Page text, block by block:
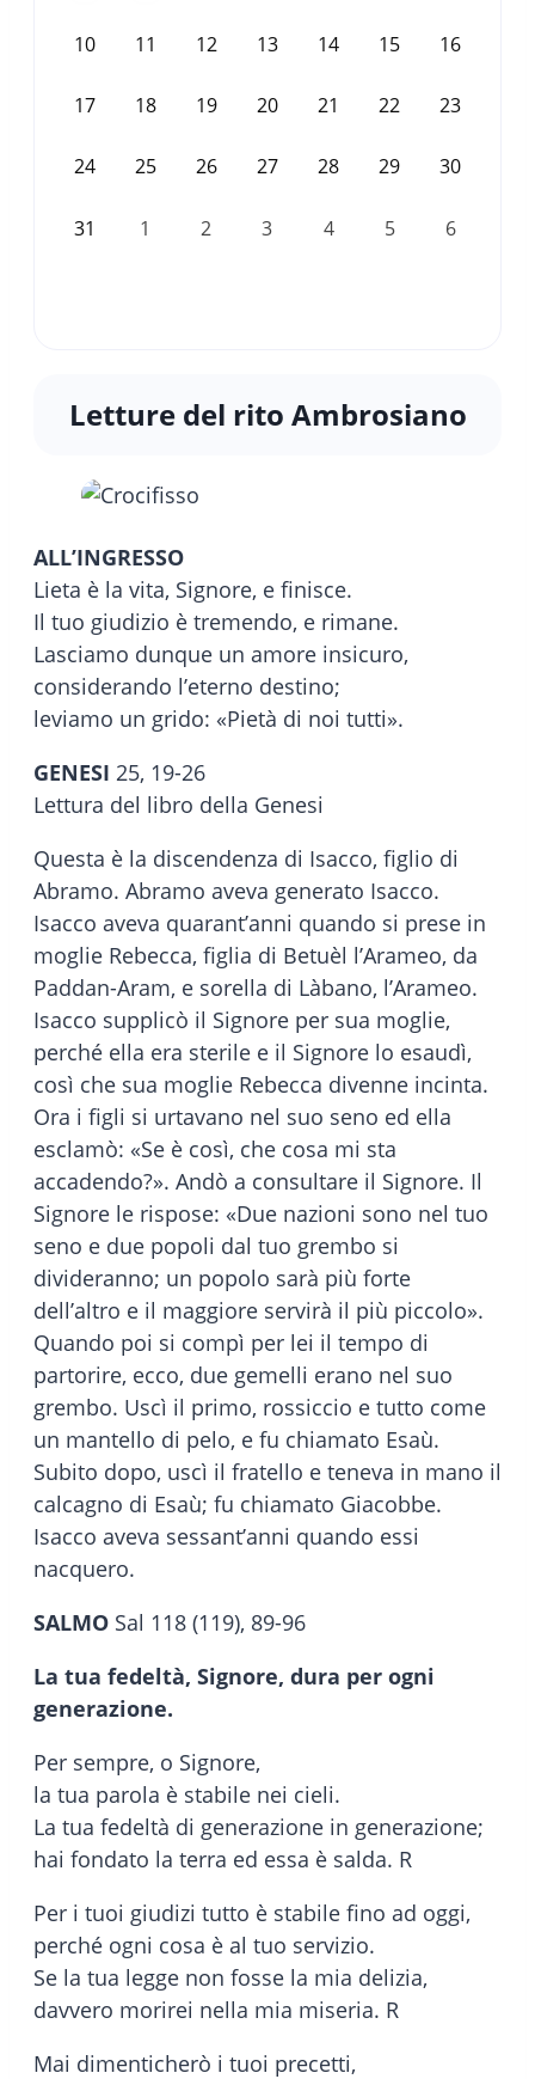
10 11 12 13 14 15 16
17 18 19 20 21 22 23
24 25 26 27 28 29 30
31 1 2 3 4 5 6
Letture del rito Ambrosiano
ALL’INGRESSO
Lieta è la vita, Signore, e finisce.
Il tuo giudizio è tremendo, e rimane.
Lasciamo dunque un amore insicuro,
considerando l’eterno destino;
leviamo un grido: «Pietà di noi tutti».
GENESI 25, 19-26
Lettura del libro della Genesi
Questa è la discendenza di Isacco, figlio di
Abramo. Abramo aveva generato Isacco.
Isacco aveva quarant’anni quando si prese in
moglie Rebecca, figlia di Betuèl l’Arameo, da
Paddan-Aram, e sorella di Làbano, l’Arameo.
Isacco supplicò il Signore per sua moglie,
perché ella era sterile e il Signore lo esaudì,
così che sua moglie Rebecca divenne incinta.
Ora i figli si urtavano nel suo seno ed ella
esclamò: «Se è così, che cosa mi sta
accadendo?». Andò a consultare il Signore. Il
Signore le rispose: «Due nazioni sono nel tuo
seno e due popoli dal tuo grembo si
divideranno; un popolo sarà più forte
dell’altro e il maggiore servirà il più piccolo».
Quando poi si compì per lei il tempo di
partorire, ecco, due gemelli erano nel suo
grembo. Uscì il primo, rossiccio e tutto come
un mantello di pelo, e fu chiamato Esaù.
Subito dopo, uscì il fratello e teneva in mano il
calcagno di Esaù; fu chiamato Giacobbe.
Isacco aveva sessant’anni quando essi
nacquero.
SALMO Sal 118 (119), 89-96
La tua fedeltà, Signore, dura per ogni
generazione.
Per sempre, o Signore,
la tua parola è stabile nei cieli.
La tua fedeltà di generazione in generazione;
hai fondato la terra ed essa è salda. R
Per i tuoi giudizi tutto è stabile fino ad oggi,
perché ogni cosa è al tuo servizio.
Se la tua legge non fosse la mia delizia,
davvero morirei nella mia miseria. R
Mai dimenticherò i tuoi precetti,